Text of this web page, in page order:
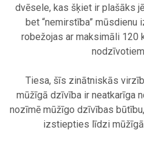
dvēsele, kas šķiet ir plašāks
bet “nemirstība” mūsdienu
robežojas ar maksimāli 120
Tiesa, šīs zinātniskās
mūžīgā dzīvība ir neatkarīga
nozīmē mūžīgo dzīvības
izstiepties līdzi